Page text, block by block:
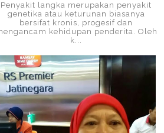
Penyakit langka merupakan penyakit
genetika atau keturunan biasanya
bersifat kronis, progesif dan
kehidupan penderita. Oleh
k...